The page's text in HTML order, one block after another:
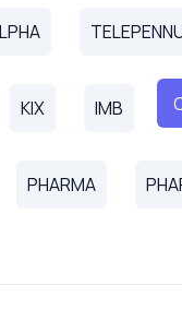
KIX IMB
PHARMA